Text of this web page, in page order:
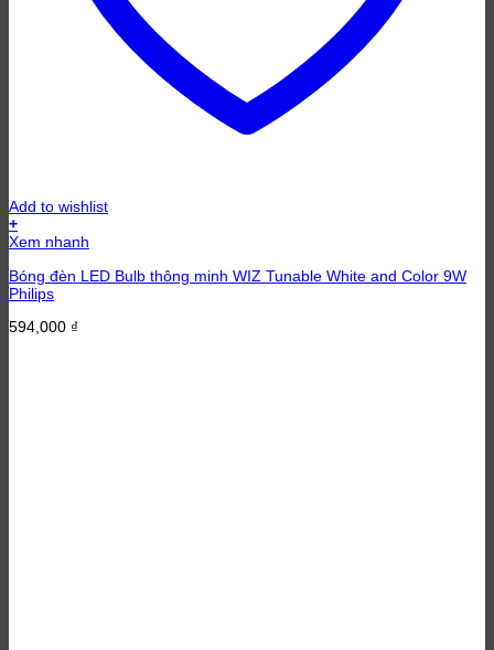
Add to wishlist
+
Xem nhanh
Bóng đèn LED Bulb thông minh WIZ Tunable White and Color 9W
Philips
594,000 ₫